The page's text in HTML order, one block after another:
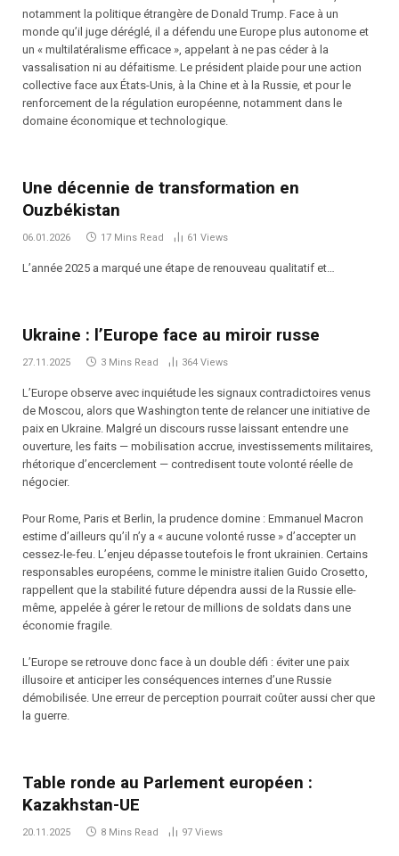
notamment la politique étrangère de Donald Trump. Face à un
monde qu’il juge déréglé, il a défendu une Europe plus autonome et
un « multilatéralisme efficace », appelant à ne pas céder à la
vassalisation ni au défaitisme. Le président plaide pour une action
collective face aux États-Unis, à la Chine et à la Russie, et pour le
renforcement de la régulation européenne, notamment dans le
domaine économique et technologique.
Une décennie de transformation en
Ouzbékistan
06.01.2026 17 Mins Read 61 Views
L’année 2025 a marqué une étape de renouveau qualitatif et…
Ukraine : l’Europe face au miroir russe
27.11.2025 3 Mins Read 364 Views
L’Europe observe avec inquiétude les signaux contradictoires venus
de Moscou, alors que Washington tente de relancer une initiative de
paix en Ukraine. Malgré un discours russe laissant entendre une
ouverture, les faits — mobilisation accrue, investissements militaires,
rhétorique d’encerclement — contredisent toute volonté réelle de
négocier.
Pour Rome, Paris et Berlin, la prudence domine : Emmanuel Macron
estime d’ailleurs qu’il n’y a « aucune volonté russe » d’accepter un
cessez-le-feu. L’enjeu dépasse toutefois le front ukrainien. Certains
responsables européens, comme le ministre italien Guido Crosetto,
rappellent que la stabilité future dépendra aussi de la Russie elle-
même, appelée à gérer le retour de millions de soldats dans une
économie fragile.
L’Europe se retrouve donc face à un double défi : éviter une paix
illusoire et anticiper les conséquences internes d’une Russie
démobilisée. Une erreur de perception pourrait coûter aussi cher que
la guerre.
Table ronde au Parlement européen :
Kazakhstan-UE
20.11.2025 8 Mins Read 97 Views